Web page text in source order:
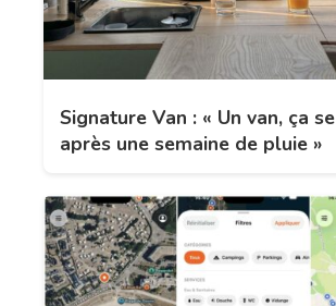
Signature Van : « Un van, ça
après une semaine de pluie »